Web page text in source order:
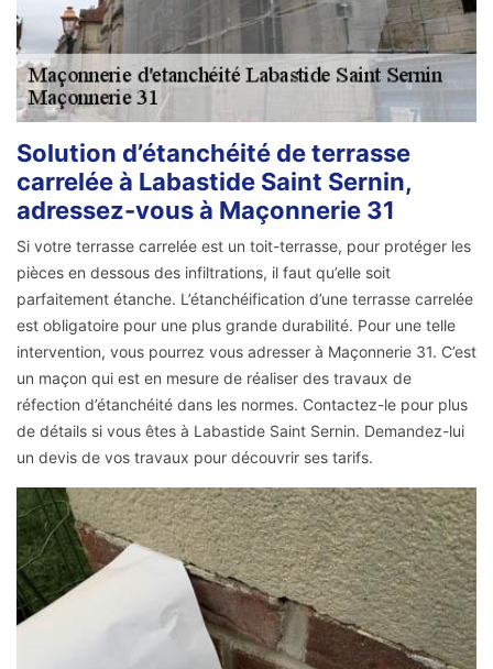
Solution d’étanchéité de terrasse
carrelée à Labastide Saint Sernin,
adressez-vous à Maçonnerie 31
Si votre terrasse carrelée est un toit-terrasse, pour protéger les
pièces en dessous des infiltrations, il faut qu’elle soit
parfaitement étanche. L’étanchéification d’une terrasse carrelée
est obligatoire pour une plus grande durabilité. Pour une telle
intervention, vous pourrez vous adresser à Maçonnerie 31. C’est
un maçon qui est en mesure de réaliser des travaux de
réfection d’étanchéité dans les normes. Contactez-le pour plus
de détails si vous êtes à Labastide Saint Sernin. Demandez-lui
un devis de vos travaux pour découvrir ses tarifs.